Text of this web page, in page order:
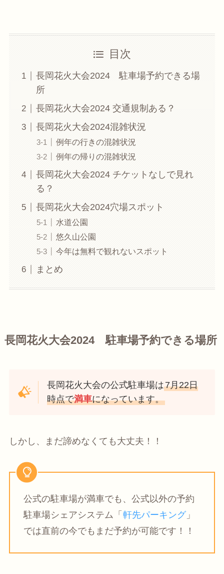
目次
長岡花火大会2024 駐車場予約できる場
所
長岡花火大会2024 交通規制ある？
長岡花火大会2024混雑状況
例年の行きの混雑状況
例年の帰りの混雑状況
長岡花火大会2024 チケットなしで見れ
る？
長岡花火大会2024穴場スポット
水道公園
悠久山公園
今年は無料で観れないスポット
まとめ
長岡花火大会2024 駐車場予約できる場所
長岡花火大会の公式駐車場は7月22日
時点で満車になっています。
しかし、まだ諦めなくても大丈夫！！
公式の駐車場が満車でも、公式以外の予約
駐車場シェアシステム「 軒先パーキング」
では直前の今でもまだ予約が可能です！！